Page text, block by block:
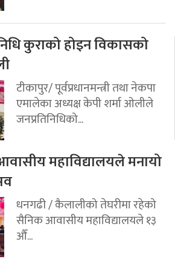
कुराको होइन विकासको
टीकापुर/ पूर्वप्रधानमन्त्री तथा नेकपा
एमालेका अध्यक्ष केपी शर्मा ओलीले
जनप्रतिनिधिको...
महाविद्यालयले मनायो
धनगढी / कैलालीको तेघरीमा रहेको
सैनिक आवासीय महाविद्यालयले १३
औँ...